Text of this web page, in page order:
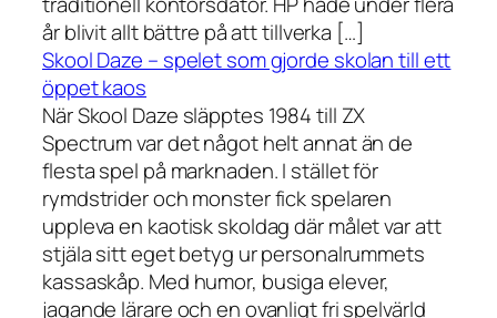
år blivit allt bättre på att tillverka […]
Skool Daze – spelet som gjorde skolan till ett
öppet kaos
När Skool Daze släpptes 1984 till ZX
Spectrum var det något helt annat än de
flesta spel på marknaden. I stället för
rymdstrider och monster fick spelaren
uppleva en kaotisk skoldag där målet var att
stjäla sitt eget betyg ur personalrummets
kassaskåp. Med humor, busiga elever,
jagande lärare och en ovanligt fri spelvärld